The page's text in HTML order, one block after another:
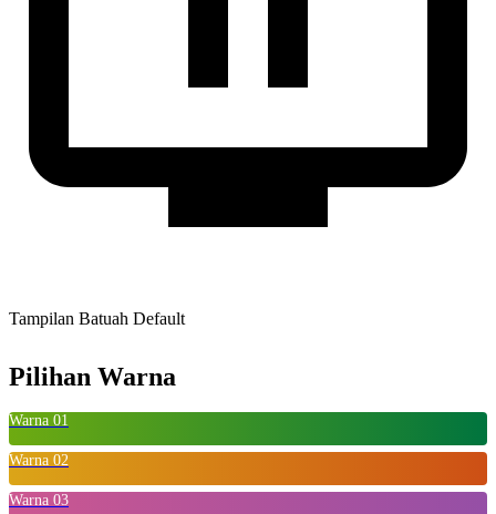
Tampilan Batuah Default
Pilihan Warna
Warna 01
Warna 02
Warna 03